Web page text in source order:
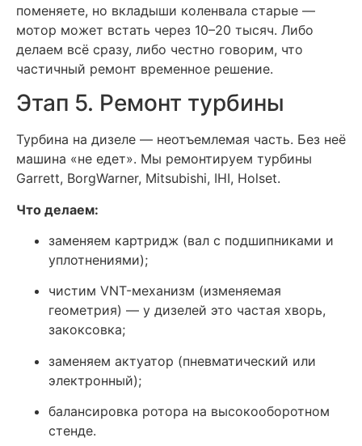
поменяете, но вкладыши коленвала старые —
мотор может встать через 10–20 тысяч. Либо
делаем всё сразу, либо честно говорим, что
частичный ремонт временное решение.
Этап 5. Ремонт турбины
Турбина на дизеле — неотъемлемая часть. Без неё
машина «не едет». Мы ремонтируем турбины
Garrett, BorgWarner, Mitsubishi, IHI, Holset.
Что делаем:
заменяем картридж (вал с подшипниками и
уплотнениями);
чистим VNT-механизм (изменяемая
геометрия) — у дизелей это частая хворь,
закоксовка;
заменяем актуатор (пневматический или
электронный);
балансировка ротора на высокооборотном
стенде.